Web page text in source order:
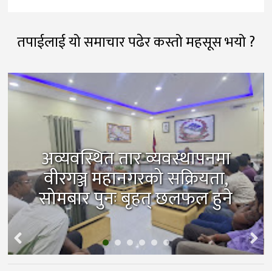
तपाईलाई यो समाचार पढेर कस्तो महसूस भयो ?
अव्यवस्थित तार व्यवस्थापनमा
वीरगञ्ज महानगरको सक्रियता,
सोमबार पुनः बृहत् छलफल हुने